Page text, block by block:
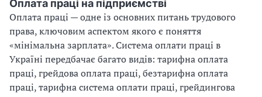
Оплата праці на підприємстві
Оплата праці — одне із основних питань трудового
права, ключовим аспектом якого є поняття
«мінімальна зарплата». Система оплати праці в
Україні передбачає багато видів: тарифна оплата
праці, грейдова оплата праці, безтарифна оплата
праці, тарифна система оплати праці, грейдингова